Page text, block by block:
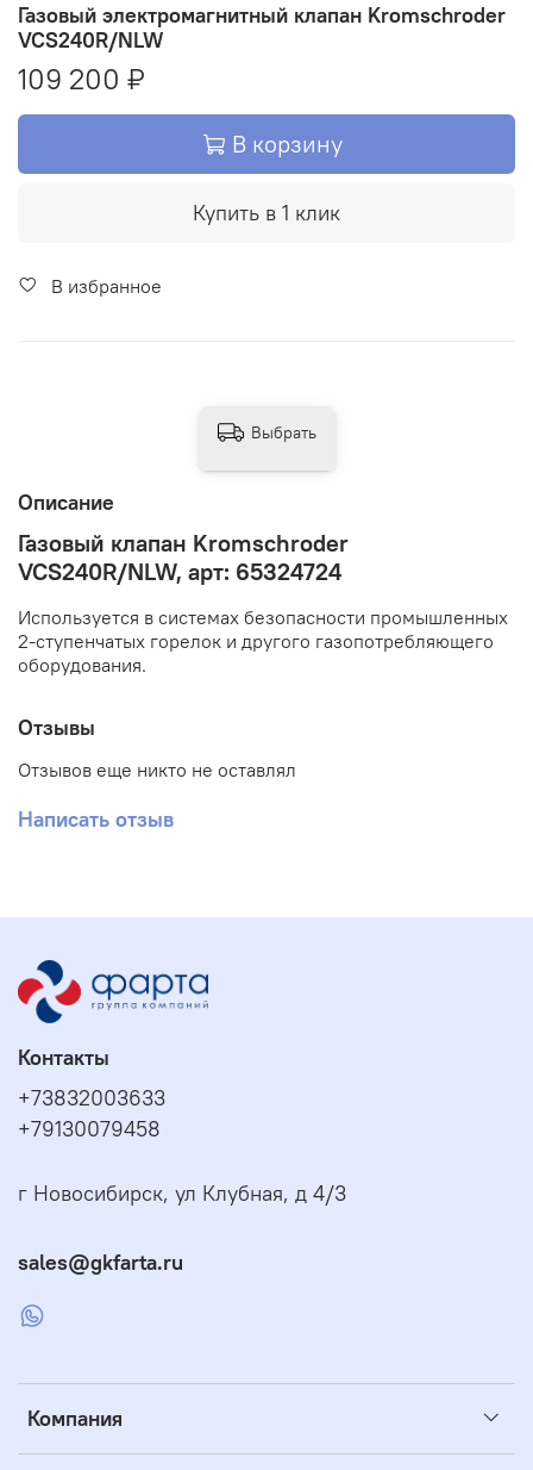
Газовый электромагнитный клапан Kromschroder
VCS240R/NLW
109 200 ₽
В корзину
Купить в 1 клик
В избранное
Описание
Газовый клапан Kromschroder
VCS240R/NLW, арт: 65324724
Используется в системах безопасности промышленных
2-ступенчатых горелок и другого газопотребляющего
оборудования.
Отзывы
Отзывов еще никто не оставлял
Написать отзыв
Выбрать
Компания
Контакты
+73832003633
+79130079458
г Новосибирск, ул Клубная, д 4/3
sales@gkfarta.ru